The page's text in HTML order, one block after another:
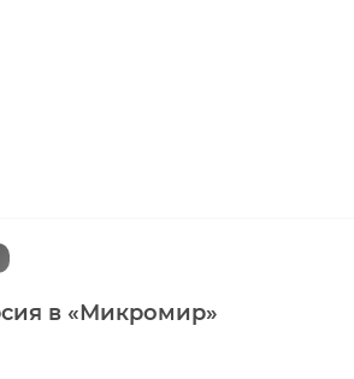
в «Микромир»